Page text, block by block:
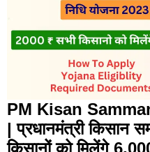
PM Kisan
| प्रधानमंत्री किसान